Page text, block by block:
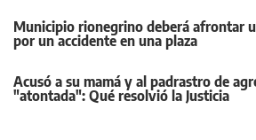
Municipio rionegrino deberá afrontar
por un accidente en una plaza
Acusó a su mamá y al padrastro de
"atontada": Qué resolvió la Justicia